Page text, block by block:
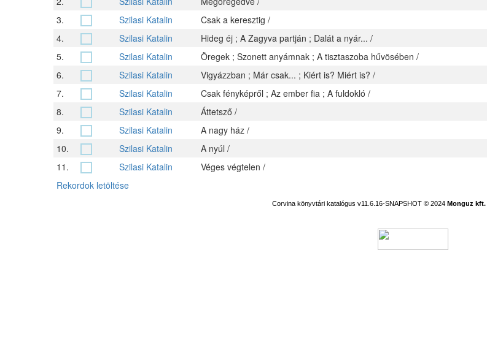
3.
Szilasi Katalin Csak a keresztig /
4.
Szilasi Katalin Hideg éj ; A Zagyva partján ; Dalát a nyár... /
5.
Szilasi Katalin Öregek ; Szonett anyámnak ; A tisztaszoba hűvösében /
6.
Szilasi Katalin Vigyázzban ; Már csak... ; Kiért is? Miért is? /
7.
Szilasi Katalin Csak fényképről ; Az ember fia ; A fuldokló /
8.
Szilasi Katalin Áttetsző /
9.
Szilasi Katalin A nagy ház /
10.
Szilasi Katalin A nyúl /
11.
Szilasi Katalin Véges végtelen /
Rekordok letöltése
Corvina könyvtári katalógus v11.6.16-SNAPSHOT © 2024 Monguz kft.